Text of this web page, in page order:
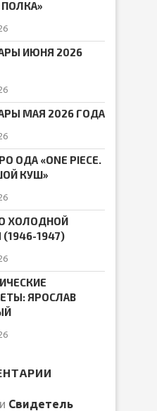
ИЮНЯ 2026
МАЯ 2026 ГОДА
ОДА «ONE PIECE.
КУШ»
ХОЛОДНОЙ
1947)
ЯРОСЛАВ
Свидетель